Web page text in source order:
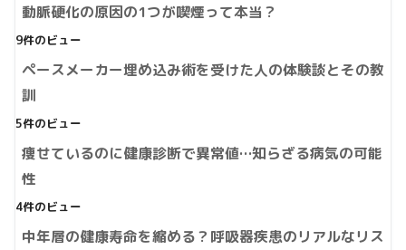
動脈硬化の原因の1つが喫煙って本当？
9件のビュー
ペースメーカー埋め込み術を受けた人の体験談とその教
訓
5件のビュー
痩せているのに健康診断で異常値…知らざる病気の可能
性
4件のビュー
中年層の健康寿命を縮める？呼吸器疾患のリアルなリス